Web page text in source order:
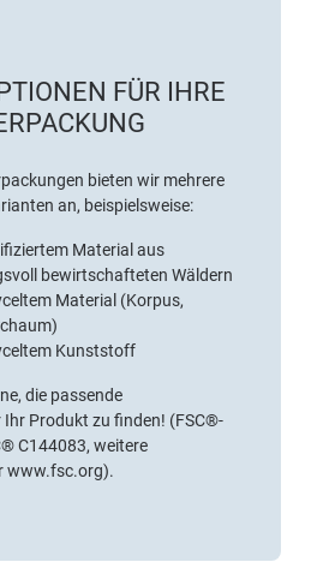
FÜR IHRE
bieten wir mehrere
an, beispielsweise:
Material aus
bewirtschafteten Wäldern
Material (Korpus,
Kunststoff
, die passende
Produkt zu finden! (FSC®-
C144083, weitere
www.fsc.org).